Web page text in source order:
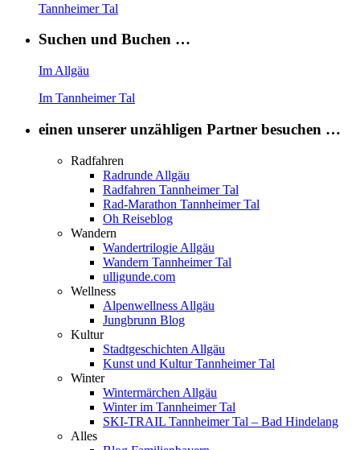
Tannheimer Tal
Suchen und Buchen …
Im Allgäu
Im Tannheimer Tal
einen unserer unzähligen Partner besuchen …
Radfahren
Radrunde Allgäu
Radfahren Tannheimer Tal
Rad-Marathon Tannheimer Tal
Oh Reiseblog
Wandern
Wandertrilogie Allgäu
Wandern Tannheimer Tal
ulligunde.com
Wellness
Alpenwellness Allgäu
Jungbrunn Blog
Kultur
Stadtgeschichten Allgäu
Kunst und Kultur Tannheimer Tal
Winter
Wintermärchen Allgäu
Winter im Tannheimer Tal
SKI-TRAIL Tannheimer Tal – Bad Hindelang
Alles